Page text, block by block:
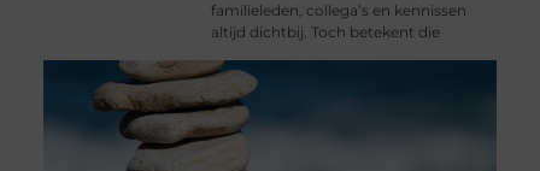
familieleden, collega’s en kennissen
altijd dichtbij. Toch betekent die